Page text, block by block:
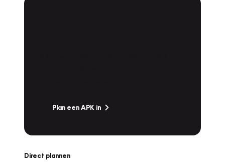
Plan een APK in
Direct plannen